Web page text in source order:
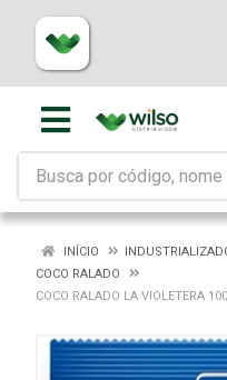
INÍCIO
COCO RALADO
COCO RALADO LA VIOLETERA